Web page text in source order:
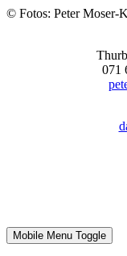
© Fotos: Peter Moser-
071
Mobile Menu Toggle